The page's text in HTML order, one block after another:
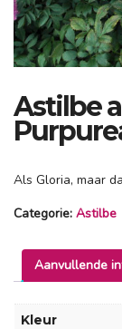
Astilbe
Als Gloria, maar
Categorie: Astilbe
Aanvullende
Kleur